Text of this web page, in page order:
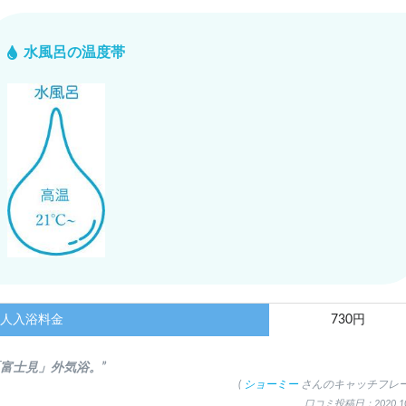
水風呂の温度帯
入浴料金 730円
士見」外気浴。”
( ショーミー さんのキャッチフレ
口コミ投稿日：